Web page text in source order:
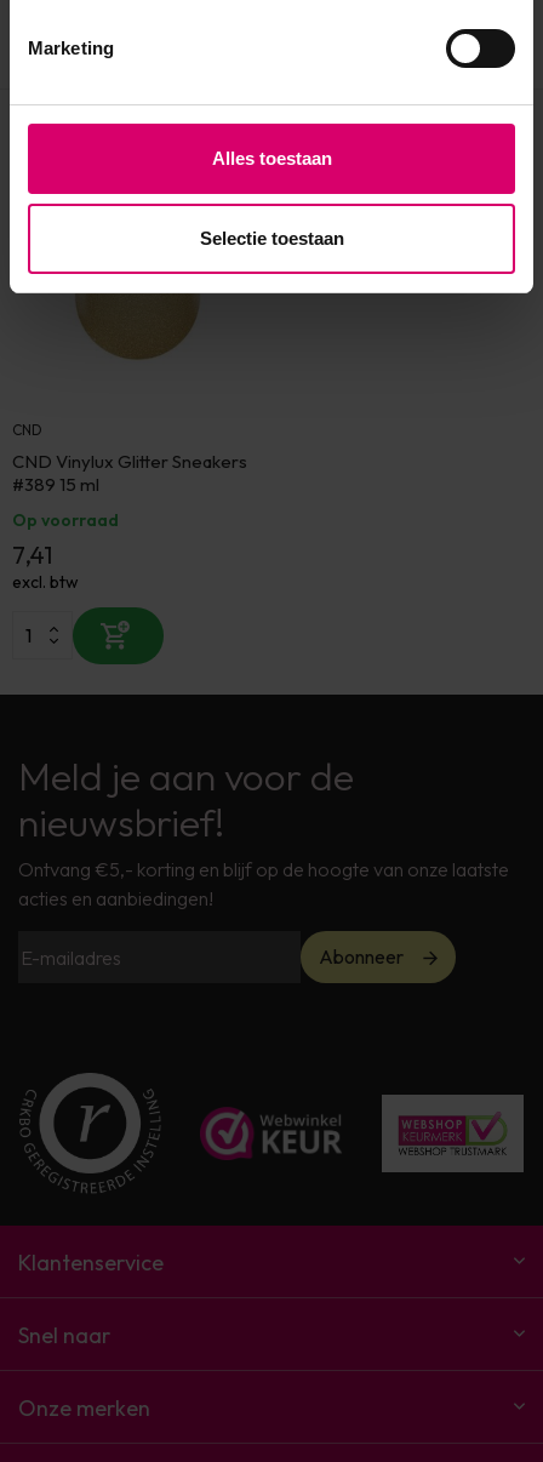
Marketing
Alles toestaan
Selectie toestaan
CND
CND Vinylux Glitter Sneakers
#389 15 ml
Op voorraad
7,41
excl. btw
Meld je aan voor de
nieuwsbrief!
Ontvang €5,- korting en blijf op de hoogte van onze laatste
acties en aanbiedingen!
Abonneer
Klantenservice
Snel naar
Onze merken